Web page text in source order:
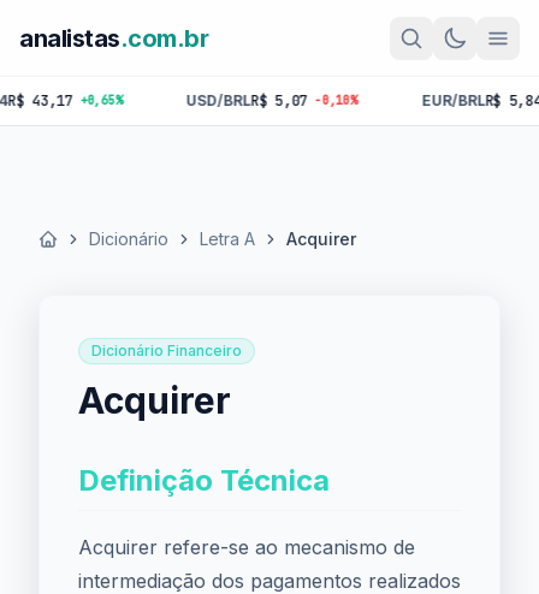
analistas.com.br
+0,65% USD/BRLR$ 5,07 -0,10% EUR/BRLR$ 5,84 -
Início Dicionário Letra A Acquirer
Dicionário Financeiro
Acquirer
Definição Técnica
Acquirer refere-se ao mecanismo de
intermediação dos pagamentos realizados